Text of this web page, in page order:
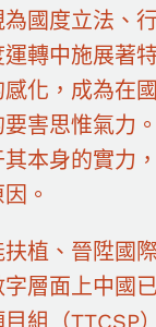
國度立法、
轉中施展著
化，成為在
害思惟氣力
本身的實力
。
植、晉陞國
層面上中國
組（